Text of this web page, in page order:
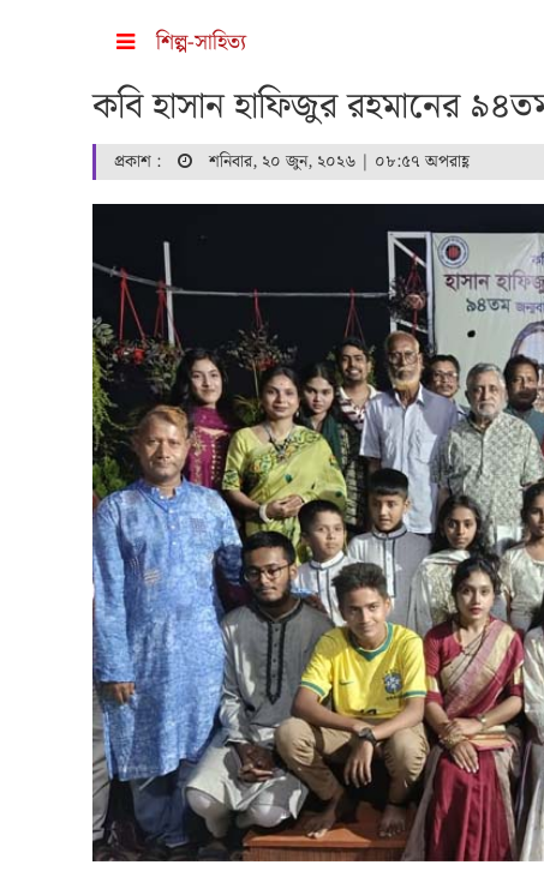
শিল্প-সাহিত্য
কবি হাসান হাফিজুর রহমানের
প্রকাশ : শনিবার, ২০ জুন, ২০২৬ | ০৮:৫৭ অপরাহ্ণ